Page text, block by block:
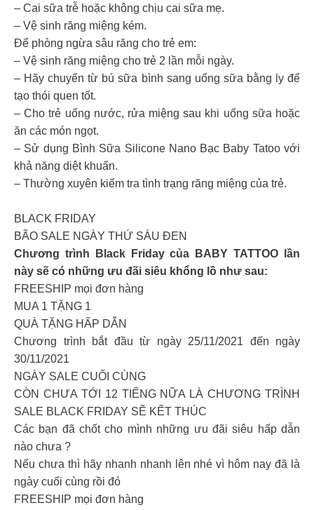
– Cai sữa trễ hoặc không chịu cai sữa mẹ.
– Vệ sinh răng miệng kém.
Để phòng ngừa sâu răng cho trẻ em:
– Vệ sinh răng miệng cho trẻ 2 lần mỗi ngày.
– Hãy chuyển từ bú sữa bình sang uống sữa bằng ly để
tạo thói quen tốt.
– Cho trẻ uống nước, rửa miệng sau khi uống sữa hoặc
ăn các món ngọt.
– Sử dụng Bình Sữa Silicone Nano Bạc Baby Tatoo với
khả năng diệt khuẩn.
– Thường xuyên kiểm tra tình trạng răng miệng của trẻ.
BLACK FRIDAY
BÃO SALE NGÀY THỨ SÁU ĐEN
Chương trình Black Friday của BABY TATTOO lần
này sẽ có những ưu đãi siêu khổng lồ như sau:
FREESHIP mọi đơn hàng
MUA 1 TẶNG 1
QUÀ TẶNG HẤP DẪN
Chương trình bắt đầu từ ngày 25/11/2021 đến ngày
30/11/2021
NGÀY SALE CUỐI CÙNG
CÒN CHƯA TỚI 12 TIẾNG NỮA LÀ CHƯƠNG TRÌNH
SALE BLACK FRIDAY SẼ KẾT THÚC
Các bạn đã chốt cho mình những ưu đãi siêu hấp dẫn
nào chưa ?
Nếu chưa thì hãy nhanh nhanh lên nhé vì hôm nay đã là
ngày cuối cùng rồi đó
FREESHIP mọi đơn hàng